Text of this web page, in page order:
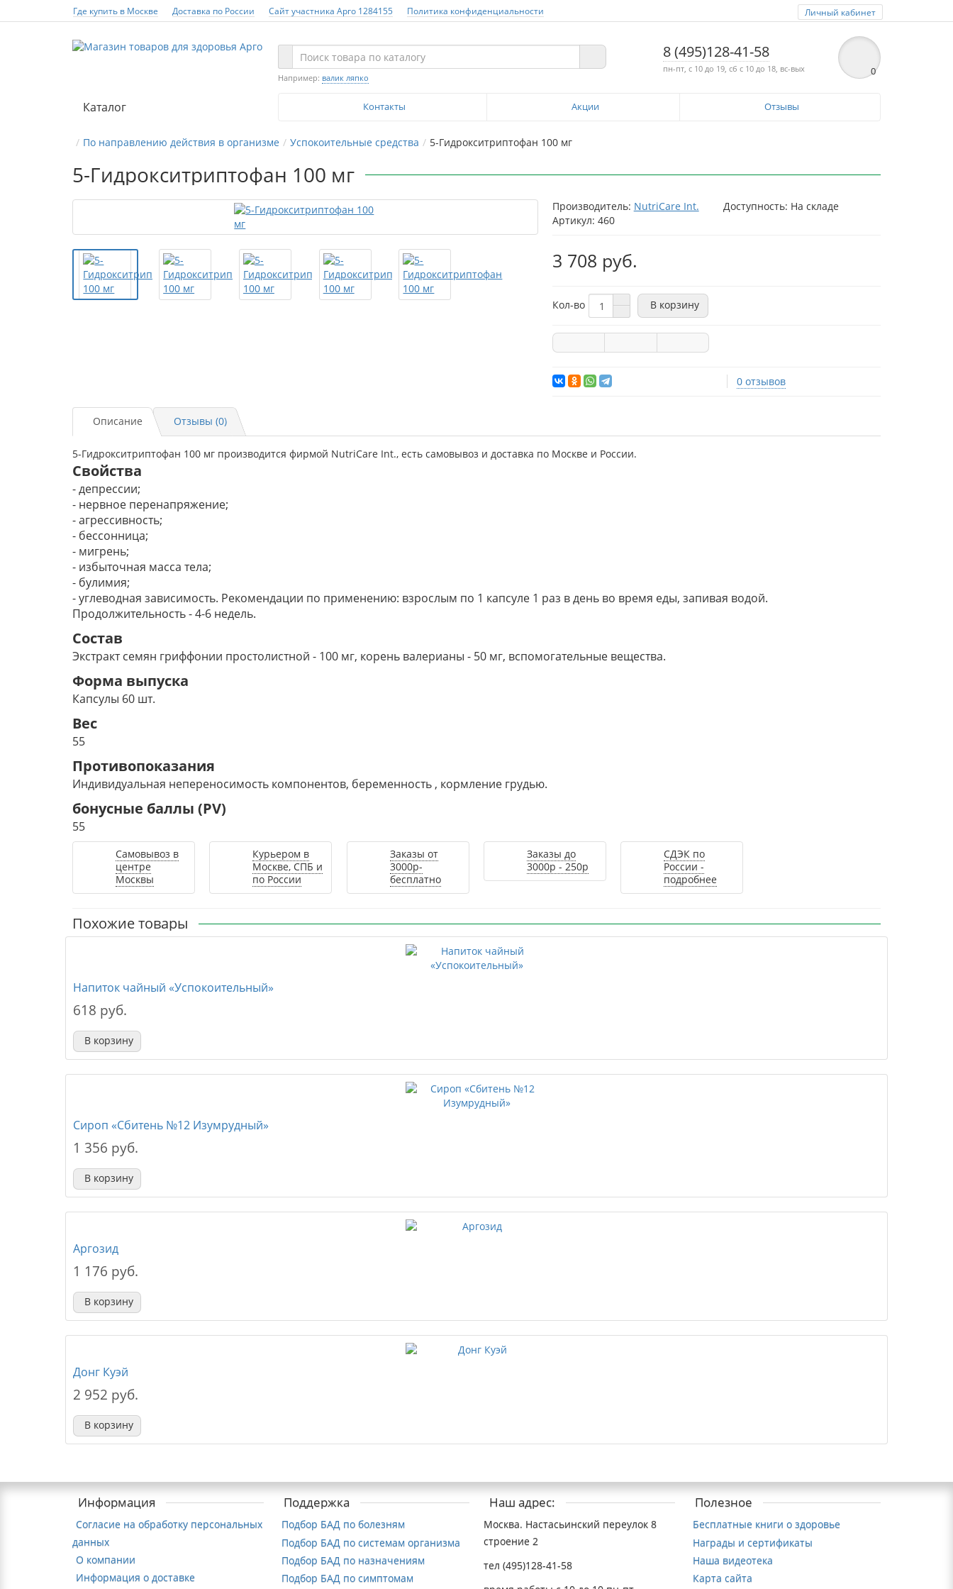
Личный кабинет
Где купить в Москве Доставка по России Сайт участника Арго 1284155 Политика конфиденциальности
8 (495)128-41-58
пн-пт, с 10 до 19, сб с 10 до 18, вс-вых 0
Например: валик ляпко
Контакты Акции Отзывы
Каталог
По направлению действия в организме Успокоительные средства 5-Гидрокситриптофан 100 мг
5-Гидрокситриптофан 100 мг
Производитель: NutriCare Int.
Доступность: На складе
Артикул: 460
3 708 руб.
Кол-во В корзину
0 отзывов
Описание Отзывы (0)
5-Гидрокситриптофан 100 мг производится фирмой NutriCare Int., есть самовывоз и доставка по Москве и России.
Свойства
- депрессии;
- нервное перенапряжение;
- агрессивность;
- бессонница;
- мигрень;
- избыточная масса тела;
- булимия;
- углеводная зависимость. Рекомендации по применению: взрослым по 1 капсуле 1 раз в день во время еды, запивая водой.
Продолжительность - 4-6 недель.
Состав
Экстракт семян гриффонии простолистной - 100 мг, корень валерианы - 50 мг, вспомогательные вещества.
Форма выпуска
Капсулы 60 шт.
Вес
55
Противопоказания
Индивидуальная непереносимость компонентов, беременность , кормление грудью.
бонусные баллы (PV)
55
Самовывоз в
центре
Москвы
Курьером в
Москве, СПБ и
по России
Заказы от
3000р-
бесплатно
Заказы до
3000р - 250р
СДЭК по
России -
подробнее
Похожие товары
Напиток чайный «Успокоительный»
618 руб.
В корзину
Сироп «Сбитень №12 Изумрудный»
1 356 руб.
В корзину
Аргозид
1 176 руб.
В корзину
Донг Куэй
2 952 руб.
В корзину
Информация
Согласие на обработку персональных
данных
О компании
Информация о доставке
Поддержка
Подбор БАД по болезням
Подбор БАД по системам организма
Подбор БАД по назначениям
Подбор БАД по симптомам
Наш адрес:
Москва. Настасьинский переулок 8
строение 2
тел (495)128-41-58
Полезное
Бесплатные книги о здоровье
Награды и сертификаты
Наша видеотека
Карта сайта